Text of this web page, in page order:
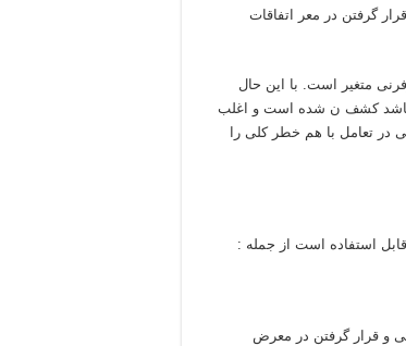
گرفتن در معر اتفاقات
در افسردگی تا ۶۰ درصد در اسکیزوفرنی متغیر است. با این حال
باشد کشف ن شده است و اغلب
در تعامل با هم خطر کلی را
استفاده است از جمله :
و قرار گرفتن در معرض